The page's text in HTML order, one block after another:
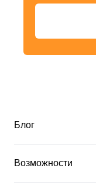
Блог
Возможности